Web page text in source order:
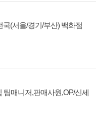
(서울/경기/부산) 백화점
팀매니저,판매사원,OP/신세